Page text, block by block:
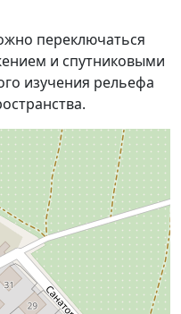
переключаться
и спутниковыми
изучения рельефа